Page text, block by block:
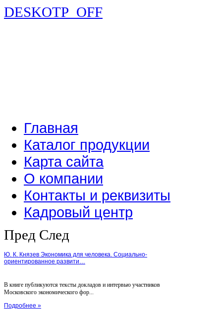
DESKOTP_OFF
Главная
Каталог продукции
Карта сайта
О компании
Контакты и реквизиты
Кадровый центр
Пред След
Ю. К. Князев Экономика для человека. Социально-
ориентированное развити…
В книге публикуются тексты докладов и интервью участников
Московского экономического фор...
Подробнее »